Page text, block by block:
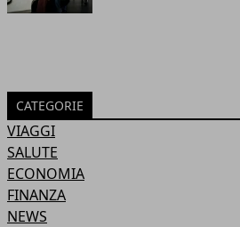
CATEGORIE
VIAGGI
SALUTE
ECONOMIA
FINANZA
NEWS